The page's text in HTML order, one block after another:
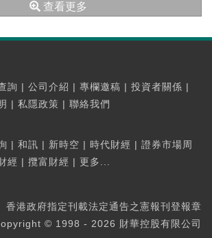
查看更多
詢 | 公司介紹 | 專欄邀稿 | 投資者關係 |
| 私隱政策 | 聯絡我們
| 和訊 | 新時空 | 時代財經 | 證券市場周
經 | 攬富財經 | 更多...
香港政府指定刊載法定通告之憲報刊登報章
© 1998 - 2026 財華控股有限公司